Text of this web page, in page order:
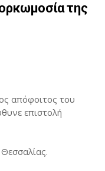
της
απόφοιτος του
επιστολή